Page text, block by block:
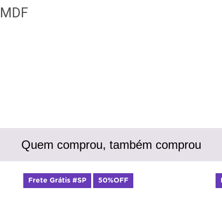
MDF
Quem comprou, também comprou
Frete Grátis #SP 50%OFF